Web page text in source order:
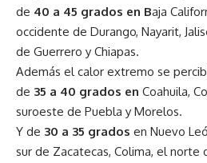
de 40 a 45 grados en Baja
occidente de Durango, Nayarit,
de Guerrero y Chiapas.
Además el calor extremo se
de 35 a 40 grados en Coahuila,
suroeste de Puebla y Morelos.
Y de 30 a 35 grados en Nuevo
sur de Zacatecas, Colima, el norte